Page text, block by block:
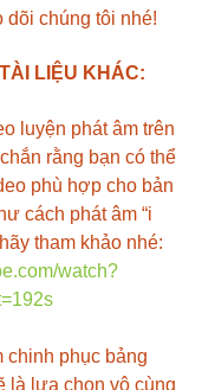
dõi chúng tôi nhé!
LIỆU KHÁC:
luyện phát âm trên
rằng bạn có thể
phù hợp cho bản
cách phát âm “i
tham khảo nhé:
watch?
chinh phục bảng
là lựa chọn vô cùng